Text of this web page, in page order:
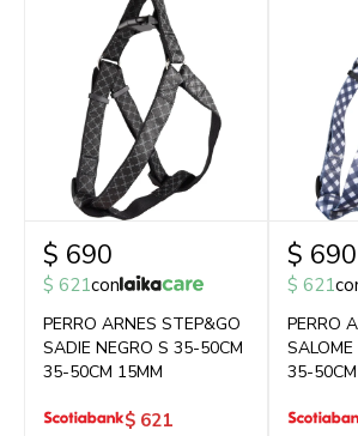
$ 690
$ 621con
PERRO ARNES STEP&GO
SADIE NEGRO S 35-50CM
35-50CM 15MM
$ 621
$ 690
$ 621
PERRO
35-